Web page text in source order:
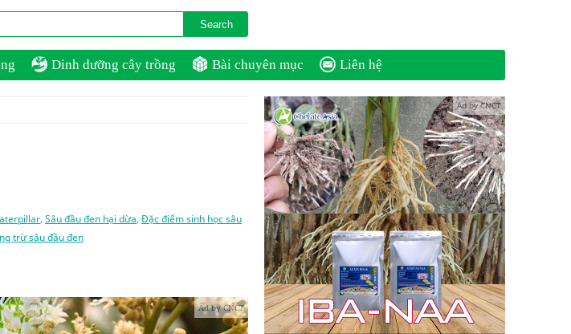
Dinh dưỡng cây trồng Bài chuyên mục Liên hệ
, Sâu đầu đen hại dừa, Đặc điểm sinh học sâu
trừ sâu đầu đen
Ad by CNCT
Ad by CNCT